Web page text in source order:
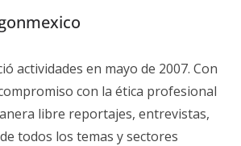
actividades en mayo de 2007. Con
con la ética profesional
libre reportajes, entrevistas,
todos los temas y sectores